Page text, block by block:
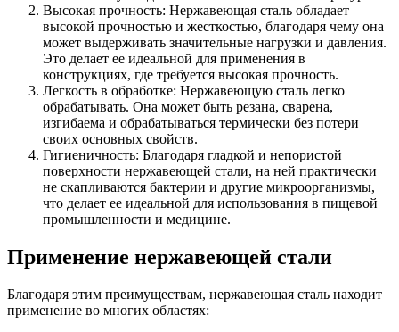
Высокая прочность: Нержавеющая сталь обладает
высокой прочностью и жесткостью, благодаря чему она
может выдерживать значительные нагрузки и давления.
Это делает ее идеальной для применения в
конструкциях, где требуется высокая прочность.
Легкость в обработке: Нержавеющую сталь легко
обрабатывать. Она может быть резана, сварена,
изгибаема и обрабатываться термически без потери
своих основных свойств.
Гигиеничность: Благодаря гладкой и непористой
поверхности нержавеющей стали, на ней практически
не скапливаются бактерии и другие микроорганизмы,
что делает ее идеальной для использования в пищевой
промышленности и медицине.
Применение нержавеющей стали
Благодаря этим преимуществам, нержавеющая сталь находит
применение во многих областях: